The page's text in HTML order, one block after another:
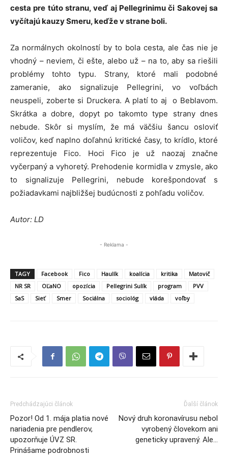
cesta pre túto stranu, veď aj Pellegrinimu či Sakovej sa
vyčítajú kauzy Smeru, keďže v strane boli.
Za normálnych okolností by to bola cesta, ale čas nie je
vhodný – neviem, či ešte, alebo už – na to, aby sa riešili
problémy tohto typu. Strany, ktoré mali podobné
zameranie, ako signalizuje Pellegrini, vo voľbách
neuspeli, zoberte si Druckera. A platí to aj o Beblavom.
Skrátka a dobre, dopyt po takomto type strany dnes
nebude. Skôr si myslím, že má väčšiu šancu osloviť
voličov, keď naplno doľahnú kritické časy, to krídlo, ktoré
reprezentuje Fico. Hoci Fico je už naozaj značne
vyčerpaný a vyhoretý. Prehodenie kormidla v zmysle, ako
to signalizuje Pellegrini, nebude korešpondovať s
požiadavkami najbližšej budúcnosti z pohľadu voličov.
Autor: LD
- Reklama -
TAGY Facebook Fico Haulík koalícia kritika
Matovič
NR SR
OĽaNO opozícia Pellegrini Sulík program
PVV
SaS
Sieť Smer Sociálna sociológ vláda voľby
Predchádzajúci článok
Pozor! Od 1. mája platia nové
nariadenia pre pendlerov,
upozorňuje ÚVZ SR.
Prinášame podrobnosti
Ďalší článok
Nový druh koronavírusu nebol
vyrobený človekom ani
geneticky upravený. Ale…